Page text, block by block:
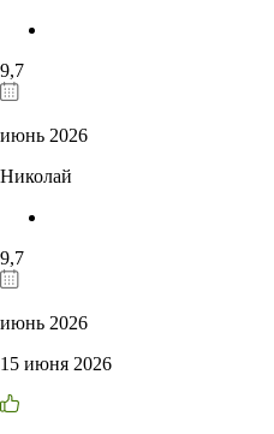
9,7
июнь 2026
Николай
9,7
июнь 2026
15 июня 2026